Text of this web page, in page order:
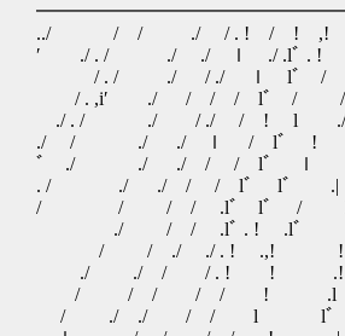
../ / / ./ / . ! / !
′ ./ . / ./ ./ ｌ ./ .lﾞ
/ . / ./ / ./ ｌ lﾞ
/ . ,i′ ./ / / / lﾞ
./ . / ./ / ./ / ! l ./
./ / ./ ./ ｌ / lﾞ !
ﾞ ./ ./ ./ / / lﾞ ｌ
. / ./ ./ / / lﾞ lﾞ
/ / / / .lﾞ lﾞ / l .{
./ / / .lﾞ . ! .lﾞ
/ / ./ ./ . ! .,! !
./ ./ / / . ! ! .! l
/ / / / / ! .l ! .|.
/ ./ ./ / / l lﾞ .ヽ